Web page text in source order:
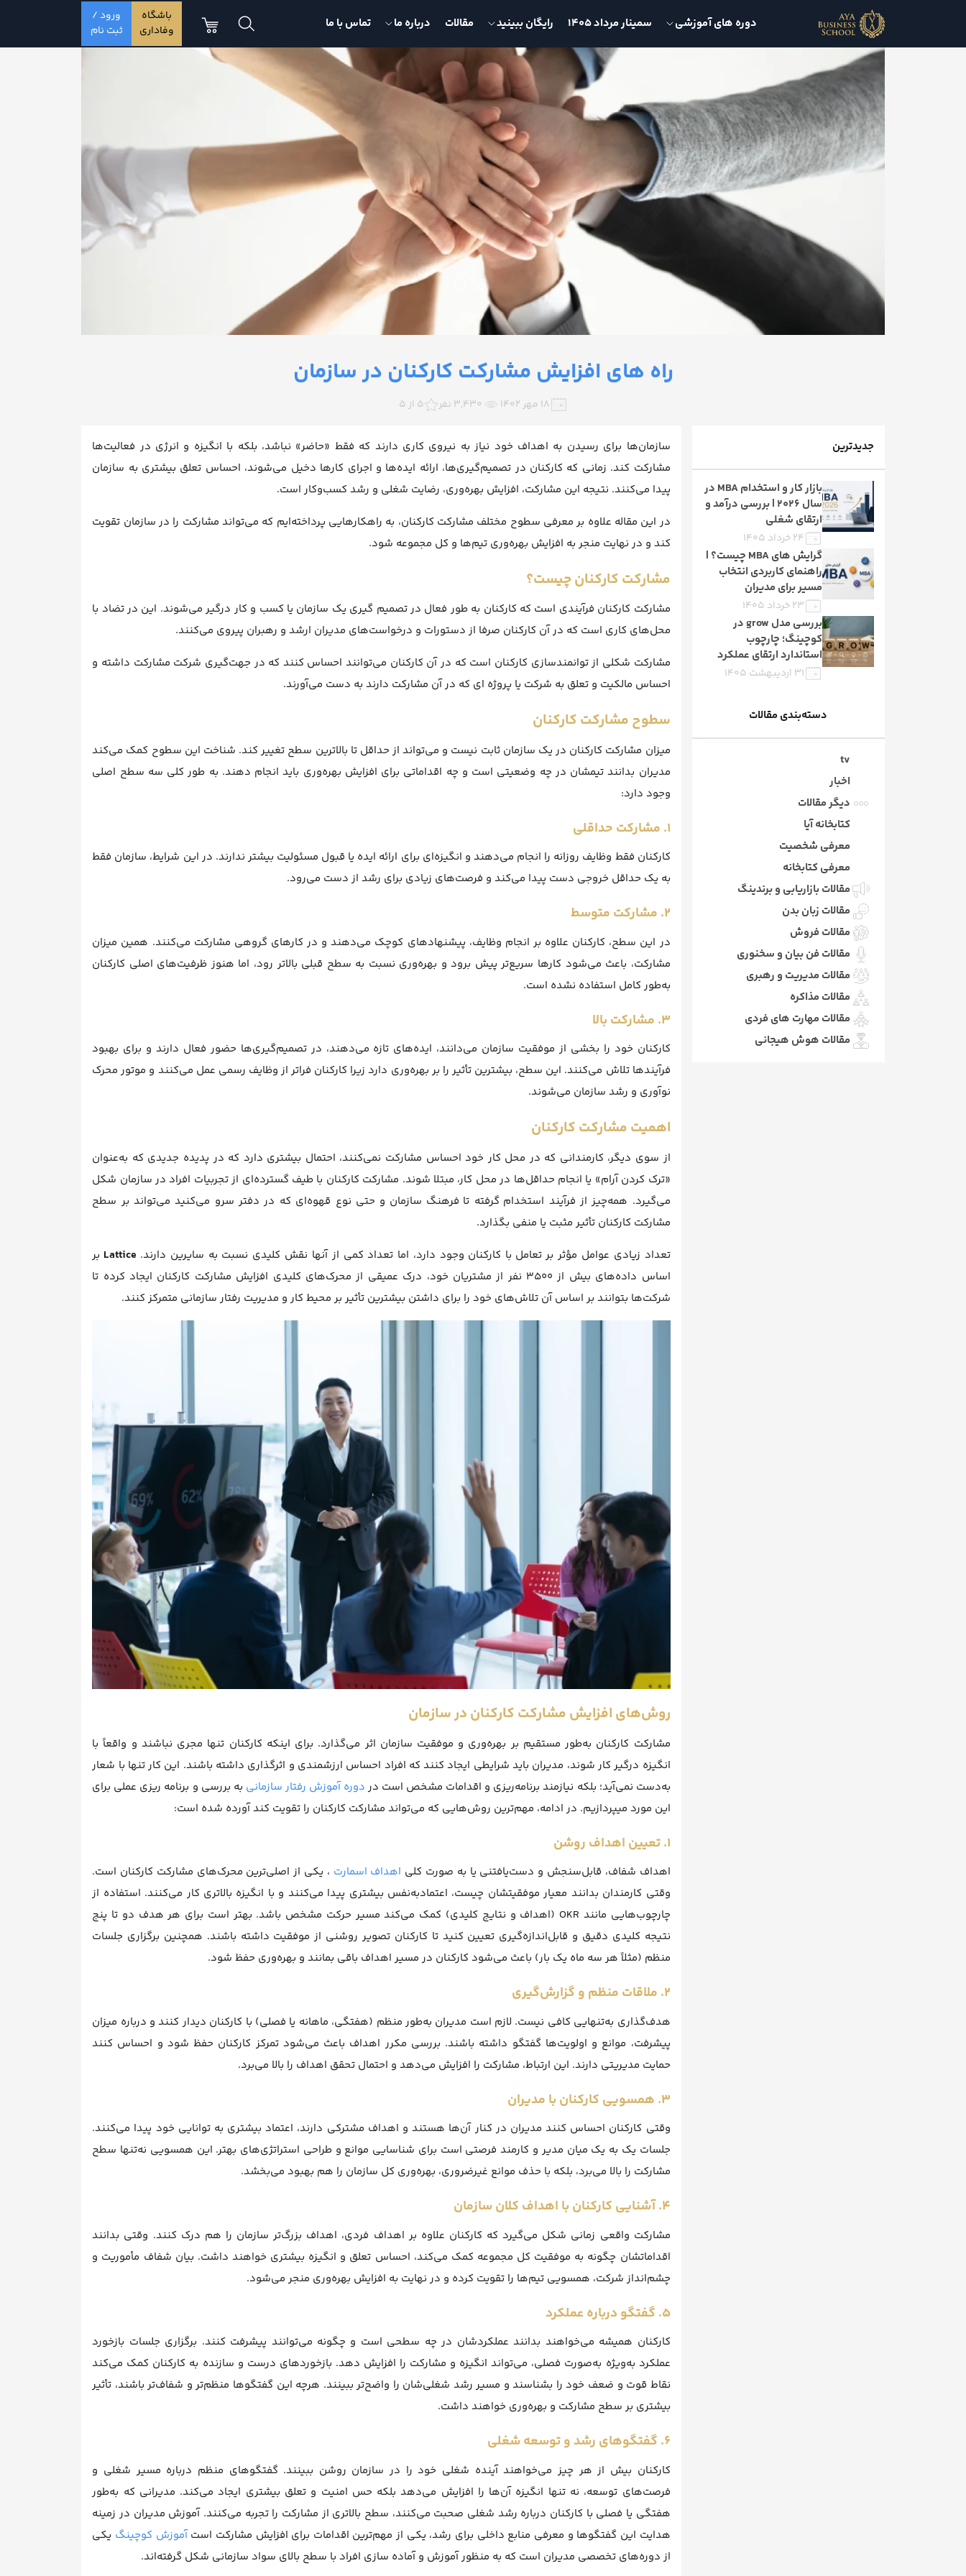
دوره های آموزشی سمینار مرداد 1405 رایگان ببینید مقالات درباره ما تماس با ما
باشگاه
وفاداری
ورود /
ثبت نام
راه های افزایش مشارکت کارکنان در سازمان
۱۸ مهر ۱۴۰۲ 3,430 نفر 5 از 5
سازمان‌ها برای رسیدن به اهداف خود نیاز به نیروی کاری دارند که فقط «حاضر» نباشد، بلکه با انگیزه و انرژی در فعالیت‌ها
مشارکت کند. زمانی که کارکنان در تصمیم‌گیری‌ها، ارائه ایده‌ها و اجرای کارها دخیل می‌شوند، احساس تعلق بیشتری به سازمان
پیدا می‌کنند. نتیجه این مشارکت، افزایش بهره‌وری، رضایت شغلی و رشد کسب‌وکار است.
در این مقاله علاوه بر معرفی سطوح مختلف مشارکت کارکنان، به راهکارهایی پرداخته‌ایم که می‌تواند مشارکت را در سازمان تقویت
کند و در نهایت منجر به افزایش بهره‌وری تیم‌ها و کل مجموعه شود.
مشارکت کارکنان چیست؟
مشارکت کارکنان فرآیندی است که کارکنان به طور فعال در تصمیم گیری یک سازمان یا کسب و کار درگیر می‌شوند. این در تضاد با
محل‌های کاری است که در آن کارکنان صرفا از دستورات و درخواست‌های مدیران ارشد و رهبران پیروی می‌کنند.
مشارکت شکلی از توانمندسازی کارکنان است که در آن کارکنان می‌توانند احساس کنند که در جهت‌گیری شرکت مشارکت داشته و
احساس مالکیت و تعلق به شرکت یا پروژه ای که در آن مشارکت دارند به دست می‌آورند.
سطوح مشارکت کارکنان
میزان مشارکت کارکنان در یک سازمان ثابت نیست و می‌تواند از حداقل تا بالاترین سطح تغییر کند. شناخت این سطوح کمک می‌کند
مدیران بدانند تیمشان در چه وضعیتی است و چه اقداماتی برای افزایش بهره‌وری باید انجام دهند. به طور کلی سه سطح اصلی
وجود دارد:
۱. مشارکت حداقلی
کارکنان فقط وظایف روزانه را انجام می‌دهند و انگیزه‌ای برای ارائه ایده یا قبول مسئولیت بیشتر ندارند. در این شرایط، سازمان فقط
به یک حداقل خروجی دست پیدا می‌کند و فرصت‌های زیادی برای رشد از دست می‌رود.
۲. مشارکت متوسط
در این سطح، کارکنان علاوه بر انجام وظایف، پیشنهادهای کوچک می‌دهند و در کارهای گروهی مشارکت می‌کنند. همین میزان
مشارکت، باعث می‌شود کارها سریع‌تر پیش برود و بهره‌وری نسبت به سطح قبلی بالاتر رود، اما هنوز ظرفیت‌های اصلی کارکنان
به‌طور کامل استفاده نشده است.
۳. مشارکت بالا
کارکنان خود را بخشی از موفقیت سازمان می‌دانند، ایده‌های تازه می‌دهند، در تصمیم‌گیری‌ها حضور فعال دارند و برای بهبود
فرآیندها تلاش می‌کنند. این سطح، بیشترین تأثیر را بر بهره‌وری دارد زیرا کارکنان فراتر از وظایف رسمی عمل می‌کنند و موتور محرک
نوآوری و رشد سازمان می‌شوند.
اهمیت مشارکت کارکنان
از سوی دیگر، کارمندانی که در محل کار خود احساس مشارکت نمی‌کنند، احتمال بیشتری دارد که در پدیده جدیدی که به‌عنوان
«ترک کردن آرام» یا انجام حداقل‌ها در محل کار، مبتلا شوند. مشارکت کارکنان با طیف گسترده‌ای از تجربیات افراد در سازمان شکل
می‌گیرد. همه‌چیز از فرآیند استخدام گرفته تا فرهنگ سازمان و حتی نوع قهوه‌ای که در دفتر سرو می‌کنید می‌تواند بر سطح
مشارکت کارکنان تأثیر مثبت یا منفی بگذارد.
تعداد زیادی عوامل مؤثر بر تعامل با کارکنان وجود دارد، اما تعداد کمی از آنها نقش کلیدی نسبت به سایرین دارند. Lattice بر
اساس داده‌های بیش از 3500 نفر از مشتریان خود، درک عمیقی از محرک‌های کلیدی افزایش مشارکت کارکنان ایجاد کرده تا
شرکت‌ها بتوانند بر اساس آن تلاش‌های خود را برای داشتن بیشترین تأثیر بر محیط کار و مدیریت رفتار سازمانی متمرکز کنند.
روش‌های افزایش مشارکت کارکنان در سازمان
مشارکت کارکنان به‌طور مستقیم بر بهره‌وری و موفقیت سازمان اثر می‌گذارد. برای اینکه کارکنان تنها مجری نباشند و واقعاً با
انگیزه درگیر کار شوند، مدیران باید شرایطی ایجاد کنند که افراد احساس ارزشمندی و اثرگذاری داشته باشند. این کار تنها با شعار
به‌دست نمی‌آید؛ بلکه نیازمند برنامه‌ریزی و اقدامات مشخص است در دوره آموزش رفتار سازمانی به بررسی و برنامه ریزی عملی برای
این مورد میپردازیم. در ادامه، مهم‌ترین روش‌هایی که می‌تواند مشارکت کارکنان را تقویت کند آورده شده است:
۱. تعیین اهداف روشن
اهداف شفاف، قابل‌سنجش و دست‌یافتنی یا به صورت کلی اهداف اسمارت ، یکی از اصلی‌ترین محرک‌های مشارکت کارکنان است.
وقتی کارمندان بدانند معیار موفقیتشان چیست، اعتمادبه‌نفس بیشتری پیدا می‌کنند و با انگیزه بالاتری کار می‌کنند. استفاده از
چارچوب‌هایی مانند OKR (اهداف و نتایج کلیدی) کمک می‌کند مسیر حرکت مشخص باشد. بهتر است برای هر هدف دو تا پنج
نتیجه کلیدی دقیق و قابل‌اندازه‌گیری تعیین کنید تا کارکنان تصویر روشنی از موفقیت داشته باشند. همچنین برگزاری جلسات
منظم (مثلاً هر سه ماه یک بار) باعث می‌شود کارکنان در مسیر اهداف باقی بمانند و بهره‌وری حفظ شود.
۲. ملاقات منظم و گزارش‌گیری
هدف‌گذاری به‌تنهایی کافی نیست. لازم است مدیران به‌طور منظم (هفتگی، ماهانه یا فصلی) با کارکنان دیدار کنند و درباره میزان
پیشرفت، موانع و اولویت‌ها گفتگو داشته باشند. بررسی مکرر اهداف باعث می‌شود تمرکز کارکنان حفظ شود و احساس کنند
حمایت مدیریتی دارند. این ارتباط، مشارکت را افزایش می‌دهد و احتمال تحقق اهداف را بالا می‌برد.
۳. همسویی کارکنان با مدیران
وقتی کارکنان احساس کنند مدیران در کنار آن‌ها هستند و اهداف مشترکی دارند، اعتماد بیشتری به توانایی خود پیدا می‌کنند.
جلسات یک به یک میان مدیر و کارمند فرصتی است برای شناسایی موانع و طراحی استراتژی‌های بهتر. این همسویی نه‌تنها سطح
مشارکت را بالا می‌برد، بلکه با حذف موانع غیرضروری، بهره‌وری کل سازمان را هم بهبود می‌بخشد.
۴. آشنایی کارکنان با اهداف کلان سازمان
مشارکت واقعی زمانی شکل می‌گیرد که کارکنان علاوه بر اهداف فردی، اهداف بزرگ‌تر سازمان را هم درک کنند. وقتی بدانند
اقداماتشان چگونه به موفقیت کل مجموعه کمک می‌کند، احساس تعلق و انگیزه بیشتری خواهند داشت. بیان شفاف مأموریت و
چشم‌انداز شرکت، همسویی تیم‌ها را تقویت کرده و در نهایت به افزایش بهره‌وری منجر می‌شود.
۵. گفتگو درباره عملکرد
کارکنان همیشه می‌خواهند بدانند عملکردشان در چه سطحی است و چگونه می‌توانند پیشرفت کنند. برگزاری جلسات بازخورد
عملکرد به‌ویژه به‌صورت فصلی، می‌تواند انگیزه و مشارکت را افزایش دهد. بازخوردهای درست و سازنده به کارکنان کمک می‌کند
نقاط قوت و ضعف خود را بشناسند و مسیر رشد شغلی‌شان را واضح‌تر ببینند. هرچه این گفتگوها منظم‌تر و شفاف‌تر باشند، تأثیر
بیشتری بر سطح مشارکت و بهره‌وری خواهند داشت.
۶. گفتگوهای رشد و توسعه شغلی
کارکنان بیش از هر چیز می‌خواهند آینده شغلی خود را در سازمان روشن ببینند. گفتگوهای منظم درباره مسیر شغلی و
فرصت‌های توسعه، نه تنها انگیزه آن‌ها را افزایش می‌دهد بلکه حس امنیت و تعلق بیشتری ایجاد می‌کند. مدیرانی که به‌طور
هفتگی یا فصلی با کارکنان درباره رشد شغلی صحبت می‌کنند، سطح بالاتری از مشارکت را تجربه می‌کنند. آموزش مدیران در زمینه
هدایت این گفتگوها و معرفی منابع داخلی برای رشد، یکی از مهم‌ترین اقدامات برای افزایش مشارکت استآموزش کوچینگ یکی
از دوره‌های تخصصی مدیران است که به منظور آموزش و آماده سازی افراد با سطح بالای سواد سازمانی شکل گرفته‌اند.
جدیدترین
بازار کار و استخدام MBA در
سال ۲۰۲۶ | بررسی درآمد و
ارتقای شغلی
۲۴ خرداد ۱۴۰۵
گرایش های MBA چیست؟ |
راهنمای کاربردی انتخاب
مسیر برای مدیران
۲۳ خرداد ۱۴۰۵
بررسی مدل grow در
کوچینگ؛ چارچوب
استاندارد ارتقای عملکرد
۳۱ اردیبهشت ۱۴۰۵
دسته‌بندی مقالات
tv
اخبار
دیگر مقالات
کتابخانه آیا
معرفی شخصیت
معرفی کتابخانه
مقالات بازاریابی و برندینگ
مقالات زبان بدن
مقالات فروش
مقالات فن بیان و سخنوری
مقالات مدیریت و رهبری
مقالات مذاکره
مقالات مهارت های فردی
مقالات هوش هیجانی